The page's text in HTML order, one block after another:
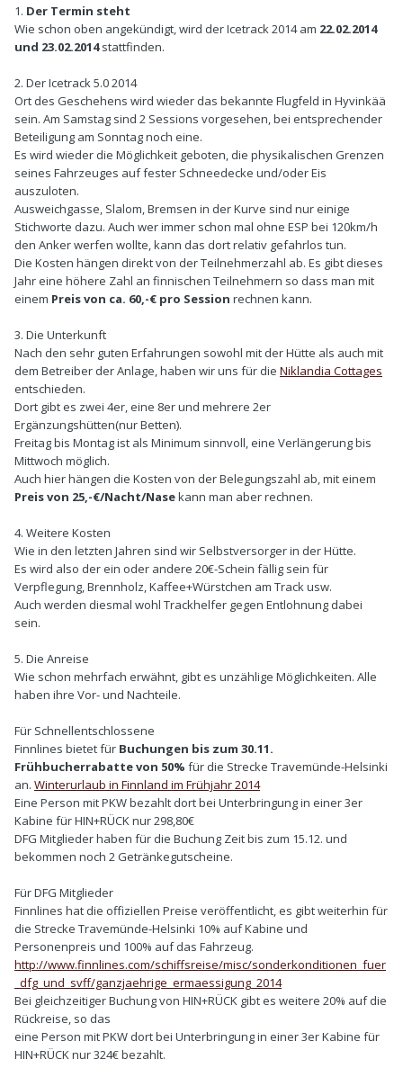
1. Der Termin steht
Wie schon oben angekündigt, wird der Icetrack 2014 am 22.02.2014
und 23.02.2014stattfinden.
2. Der Icetrack 5.0 2014
Ort des Geschehens wird wieder das bekannte Flugfeld in Hyvinkää
sein. Am Samstag sind 2 Sessions vorgesehen, bei entsprechender
Beteiligung am Sonntag noch eine.
Es wird wieder die Möglichkeit geboten, die physikalischen Grenzen
seines Fahrzeuges auf fester Schneedecke und/oder Eis
auszuloten.
Ausweichgasse, Slalom, Bremsen in der Kurve sind nur einige
Stichworte dazu. Auch wer immer schon mal ohne ESP bei 120km/h
den Anker werfen wollte, kann das dort relativ gefahrlos tun.
Die Kosten hängen direkt von der Teilnehmerzahl ab. Es gibt dieses
Jahr eine höhere Zahl an finnischen Teilnehmern so dass man mit
einem Preis von ca. 60,-€ pro Session rechnen kann.
3. Die Unterkunft
Nach den sehr guten Erfahrungen sowohl mit der Hütte als auch mit
dem Betreiber der Anlage, haben wir uns für die Niklandia Cottages
entschieden.
Dort gibt es zwei 4er, eine 8er und mehrere 2er
Ergänzungshütten(nur Betten).
Freitag bis Montag ist als Minimum sinnvoll, eine Verlängerung bis
Mittwoch möglich.
Auch hier hängen die Kosten von der Belegungszahl ab, mit einem
Preis von 25,-€/Nacht/Nasekann man aber rechnen.
4. Weitere Kosten
Wie in den letzten Jahren sind wir Selbstversorger in der Hütte.
Es wird also der ein oder andere 20€-Schein fällig sein für
Verpflegung, Brennholz, Kaffee+Würstchen am Track usw.
Auch werden diesmal wohl Trackhelfer gegen Entlohnung dabei
sein.
5. Die Anreise
Wie schon mehrfach erwähnt, gibt es unzählige Möglichkeiten. Alle
haben ihre Vor- und Nachteile.
Für Schnellentschlossene
Finnlines bietet für Buchungen bis zum 30.11.
Frühbucherrabatte von 50% für die Strecke Travemünde-Helsinki
an. Winterurlaub in Finnland im Frühjahr 2014
Eine Person mit PKW bezahlt dort bei Unterbringung in einer 3er
Kabine für HIN+RÜCK nur 298,80€
DFG Mitglieder haben für die Buchung Zeit bis zum 15.12. und
bekommen noch 2 Getränkegutscheine.
Für DFG Mitglieder
Finnlines hat die offiziellen Preise veröffentlicht, es gibt weiterhin für
die Strecke Travemünde-Helsinki 10% auf Kabine und
Personenpreis und 100% auf das Fahrzeug.
http://www.finnlines.com/schiffsreise/misc/sonderkonditionen_fuer
_dfg_und_svff/ganzjaehrige_ermaessigung_2014
Bei gleichzeitiger Buchung von HIN+RÜCK gibt es weitere 20% auf die
Rückreise, so das
eine Person mit PKW dort bei Unterbringung in einer 3er Kabine für
HIN+RÜCK nur 324€ bezahlt.